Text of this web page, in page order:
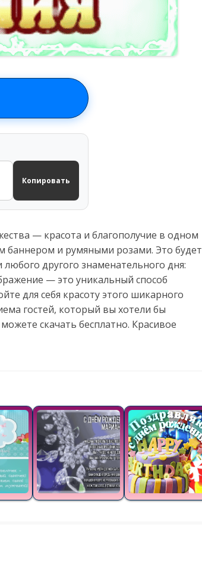
Копировать
— красота и благополучие в одном
баннером и румяными розами. Это будет
другого знаменательного дня:
— это уникальный способ
для себя красоту этого шикарного
гостей, который вы хотели бы
скачать бесплатно. Красивое